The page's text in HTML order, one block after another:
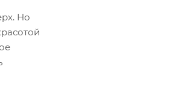
Но